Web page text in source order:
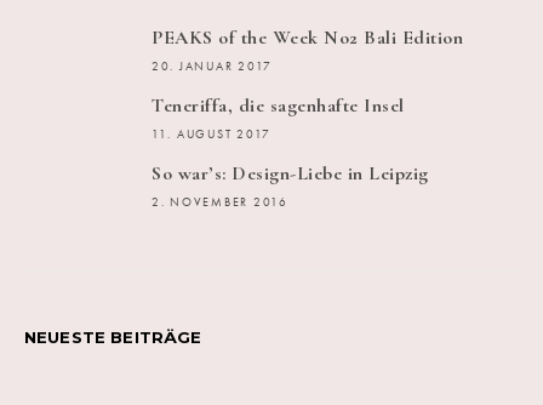
PEAKS of the Week No2 Bali Edition
20. JANUAR 2017
Teneriffa, die sagenhafte Insel
11. AUGUST 2017
So war’s: Design-Liebe in Leipzig
2. NOVEMBER 2016
NEUESTE BEITRÄGE